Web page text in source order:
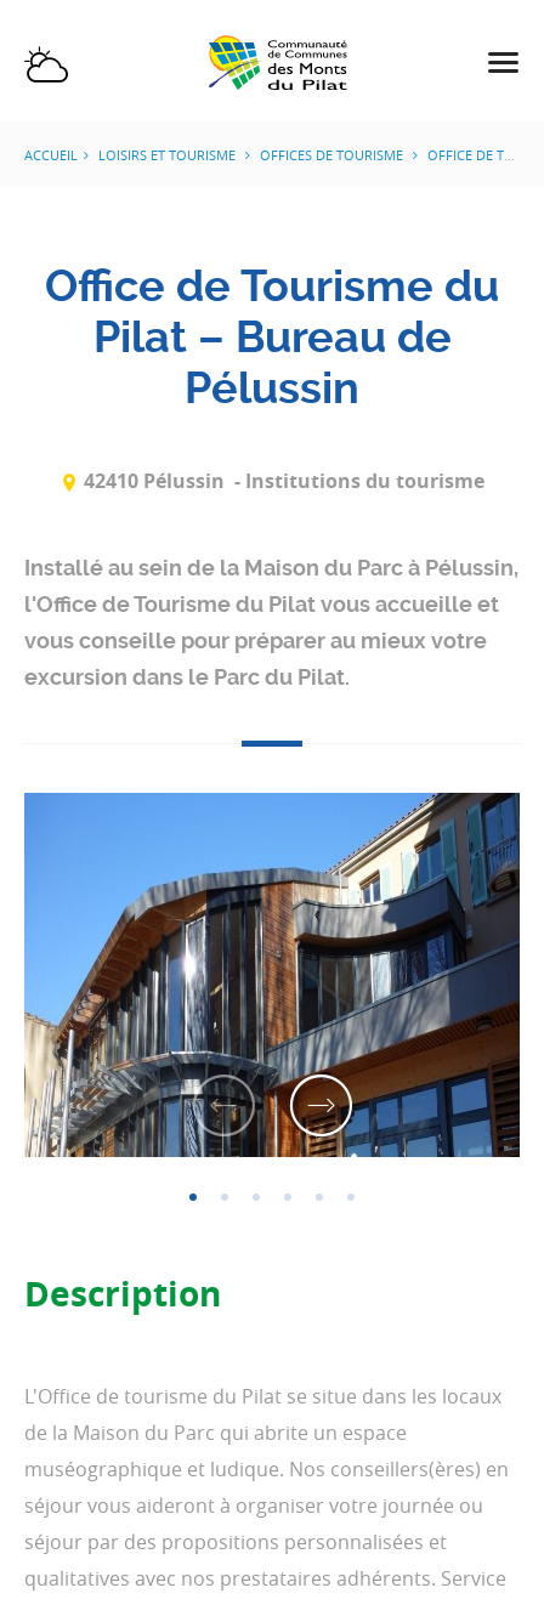
ACCUEIL LOISIRS ET TOURISME OFFICES DE TOURISME OFFICE DE TOURISME DU PILAT
Office de Tourisme du
Pilat – Bureau de
Pélussin
42410 Pélussin - Institutions du tourisme
Installé au sein de la Maison du Parc à Pélussin,
l'Office de Tourisme du Pilat vous accueille et
vous conseille pour préparer au mieux votre
excursion dans le Parc du Pilat.
Previous
Next
Description
L'Office de tourisme du Pilat se situe dans les locaux
de la Maison du Parc qui abrite un espace
muséographique et ludique. Nos conseillers(ères) en
séjour vous aideront à organiser votre journée ou
séjour par des propositions personnalisées et
qualitatives avec nos prestataires adhérents. Service